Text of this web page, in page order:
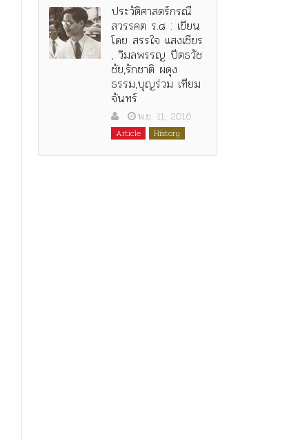
ประวัติศาสตร์กรณี
สวรรคต ร.๘ : เขียน
โดย สรรใจ แสงเชียร
, วิมลพรรญ ปีตธวัช
ชัย,รักชาติ ผดุง
ธรรม,บุญร่วม เทียม
จันทร์
พ.ย. 11, 2016
Article History